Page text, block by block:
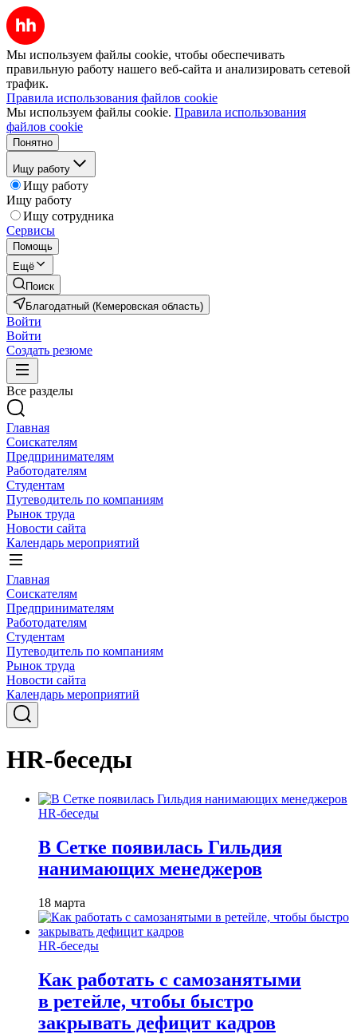
Мы используем файлы cookie, чтобы обеспечивать
правильную работу нашего веб-сайта и анализировать сетевой
трафик.
Правила использования файлов cookie
Мы используем файлы cookie. Правила использования
файлов cookie
Понятно
Ищу работу
Ищу работу
Ищу работу
Ищу сотрудника
Сервисы
Помощь
Ещё
Поиск
Благодатный (Кемеровская область)
Войти
Войти
Создать резюме
Все разделы
Главная
Соискателям
Предпринимателям
Работодателям
Студентам
Путеводитель по компаниям
Рынок труда
Новости сайта
Календарь мероприятий
Главная
Соискателям
Предпринимателям
Работодателям
Студентам
Путеводитель по компаниям
Рынок труда
Новости сайта
Календарь мероприятий
HR-беседы
HR-беседы
В Сетке появилась Гильдия
нанимающих менеджеров
18 марта
HR-беседы
Как работать с самозанятыми
в ретейле, чтобы быстро
закрывать дефицит кадров